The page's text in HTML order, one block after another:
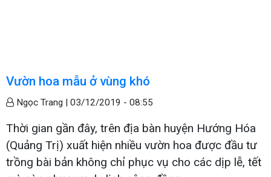
Vườn hoa mẫu ở vùng khó
Ngọc Trang | 03/12/2019 - 08:55
Thời gian gần đây, trên địa bàn huyện Hướng Hóa
(Quảng Trị) xuất hiện nhiều vườn hoa được đầu tư
trồng bài bản không chỉ phục vụ cho các dịp lễ, tết